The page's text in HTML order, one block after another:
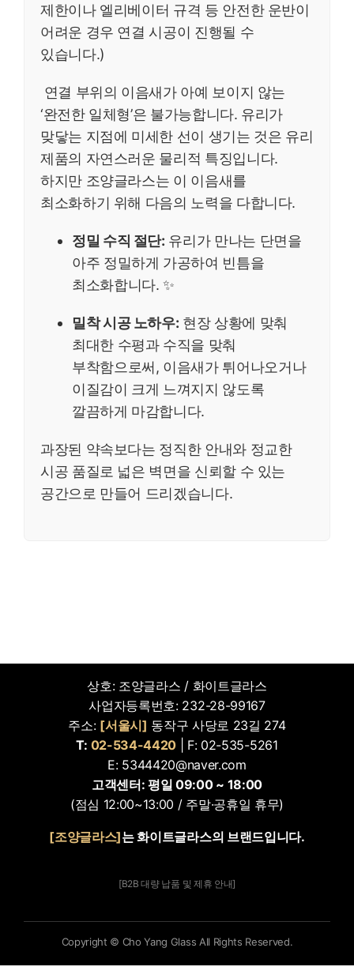
제한이나 엘리베이터 규격 등 안전한 운반이
어려운 경우 연결 시공이 진행될 수
있습니다.)
연결 부위의 이음새가 아예 보이지 않는
‘완전한 일체형’은 불가능합니다. 유리가
맞닿는 지점에 미세한 선이 생기는 것은 유리
제품의 자연스러운 물리적 특징입니다.
하지만 조양글라스는 이 이음새를
최소화하기 위해 다음의 노력을 다합니다.
정밀 수직 절단: 유리가 만나는 단면을
아주 정밀하게 가공하여 빈틈을
최소화합니다. ✨
밀착 시공 노하우: 현장 상황에 맞춰
최대한 수평과 수직을 맞춰
부착함으로써, 이음새가 튀어나오거나
이질감이 크게 느껴지지 않도록
깔끔하게 마감합니다.
과장된 약속보다는 정직한 안내와 정교한
시공 품질로 넓은 벽면을 신뢰할 수 있는
공간으로 만들어 드리겠습니다.
상호: 조양글라스 / 화이트글라스
사업자등록번호: 232-28-99167
주소: [서울시] 동작구 사당로 23길 274
T: 02-534-4420| F: 02-535-5261
E: 5344420@naver.com
고객센터: 평일 09:00 ~ 18:00
(점심 12:00~13:00 / 주말·공휴일 휴무)
[조양글라스]는 화이트글라스의 브랜드입니다.
[B2B 대량 납품 및 제휴 안내]
Copyright © Cho Yang Glass All Rights Reserved.